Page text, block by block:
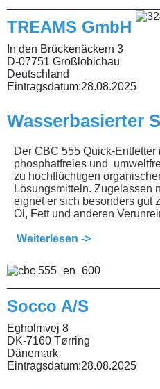
TREAMS GmbH
In den Brückenäckern 3
D-07751 Großlöbichau
Deutschland
Eintragsdatum:28.08.2025
Wasserbasierter
Der CBC 555 Quick-
phosphatfreies und
zu hochflüchtigen
Lösungsmitteln. Zugelassen
eignet er sich besonders gut
Öl, Fett und anderen
Weiterlesen ->
Socco A/S
Egholmvej 8
DK-7160 Tørring
Dänemark
Eintragsdatum:28.08.2025